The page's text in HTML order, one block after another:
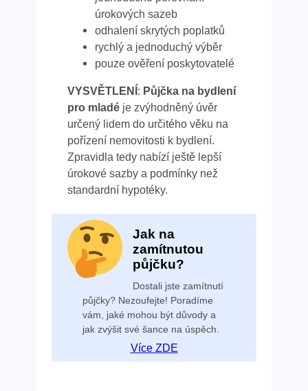
úrokových sazeb
odhalení skrytých poplatků
rychlý a jednoduchý výběr
pouze ověření poskytovatelé
VYSVĚTLENÍ : Půjčka na bydlení
pro mladéje zvýhodněný úvěr
určený lidem do určitého věku na
pořízení nemovitosti k bydlení.
Zpravidla tedy nabízí ještě lepší
úrokové sazby a podmínky než
standardní hypotéky.
Jak na
zamítnutou
půjčku?
Dostali jste zamítnutí
půjčky? Nezoufejte! Poradíme
vám, jaké mohou být důvody a
jak zvýšit své šance na úspěch.
Více ZDE